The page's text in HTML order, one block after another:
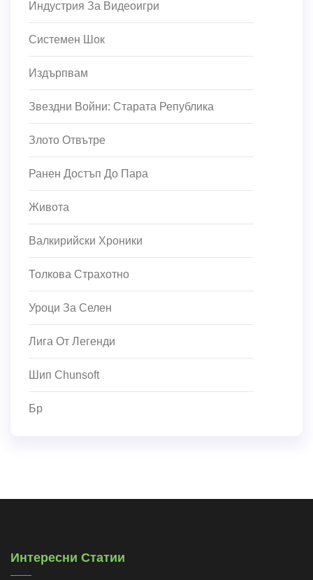
Индустрия За Видеоигри
Системен Шок
Издърпвам
Звездни Войни: Старата Република
Злото Отвътре
Ранен Достъп До Пара
Живота
Валкирийски Хроники
Толкова Страхотно
Уроци За Селен
Лига От Легенди
Шип Chunsoft
Бр
Интересни Статии